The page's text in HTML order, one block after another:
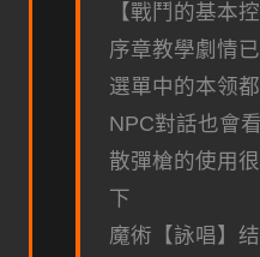
【戰鬥的基本控
序章教學劇情
選單中的本领
NPC對話也會
散彈槍的使用
下
魔術【詠唱】